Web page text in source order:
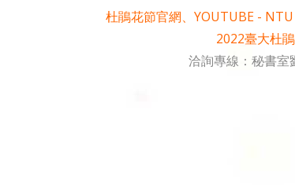
杜鵑花節官網、YOUTUBE -
2022臺大杜
洽詢專線：秘書室